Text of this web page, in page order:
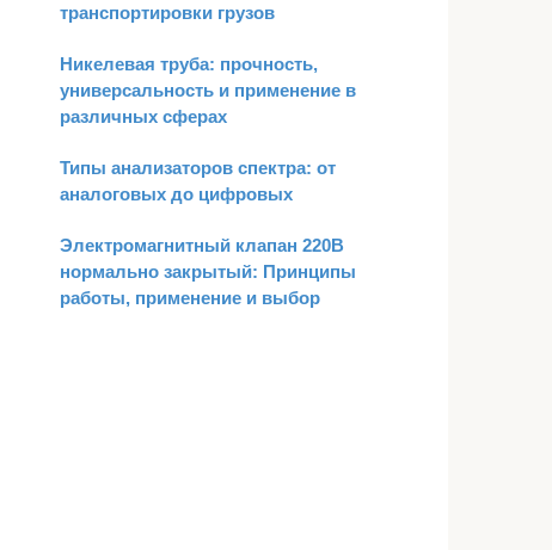
транспортировки грузов
Никелевая труба: прочность,
универсальность и применение в
различных сферах
Типы анализаторов спектра: от
аналоговых до цифровых
Электромагнитный клапан 220В
нормально закрытый: Принципы
работы, применение и выбор